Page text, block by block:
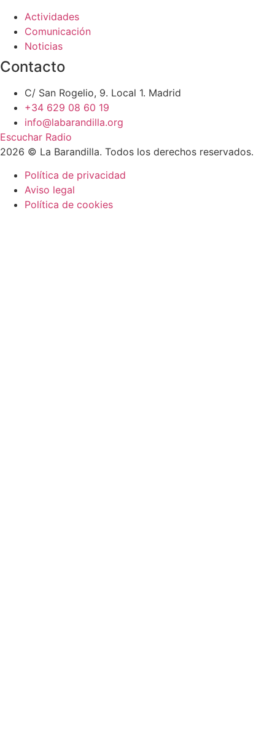
Actividades
Comunicación
Noticias
Contacto
C/ San Rogelio, 9. Local 1. Madrid
+34 629 08 60 19
info@labarandilla.org
Escuchar Radio
2026 © La Barandilla. Todos los derechos reservados.
Política de privacidad
Aviso legal
Política de cookies